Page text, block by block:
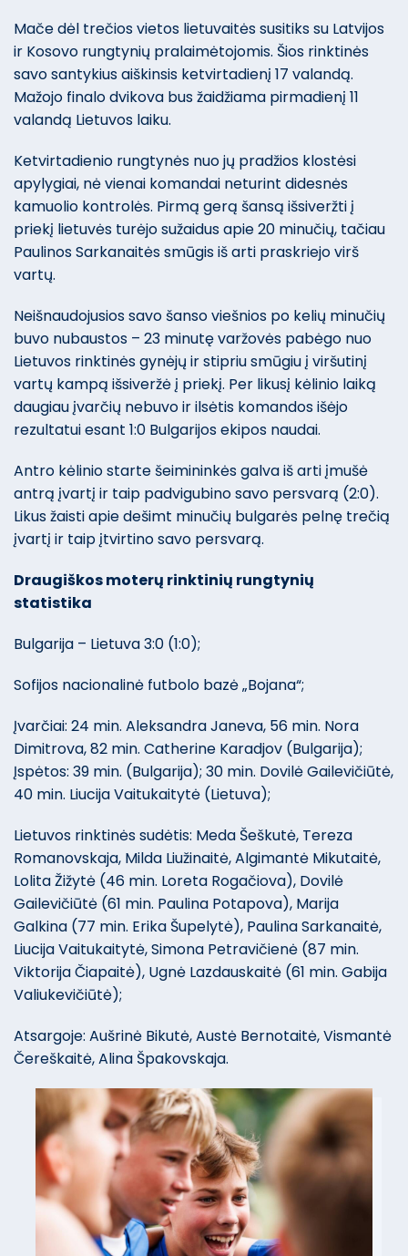
Mače dėl trečios vietos lietuvaitės susitiks su Latvijos
ir Kosovo rungtynių pralaimėtojomis. Šios rinktinės
savo santykius aiškinsis ketvirtadienį 17 valandą.
Mažojo finalo dvikova bus žaidžiama pirmadienį 11
valandą Lietuvos laiku.
Ketvirtadienio rungtynės nuo jų pradžios klostėsi
apylygiai, nė vienai komandai neturint didesnės
kamuolio kontrolės. Pirmą gerą šansą išsiveržti į
priekį lietuvės turėjo sužaidus apie 20 minučių, tačiau
Paulinos Sarkanaitės smūgis iš arti praskriejo virš
vartų.
Neišnaudojusios savo šanso viešnios po kelių minučių
buvo nubaustos – 23 minutę varžovės pabėgo nuo
Lietuvos rinktinės gynėjų ir stipriu smūgiu į viršutinį
vartų kampą išsiveržė į priekį. Per likusį kėlinio laiką
daugiau įvarčių nebuvo ir ilsėtis komandos išėjo
rezultatui esant 1:0 Bulgarijos ekipos naudai.
Antro kėlinio starte šeimininkės galva iš arti įmušė
antrą įvartį ir taip padvigubino savo persvarą (2:0).
Likus žaisti apie dešimt minučių bulgarės pelnę trečią
įvartį ir taip įtvirtino savo persvarą.
Draugiškos moterų rinktinių rungtynių
statistika
Bulgarija – Lietuva 3:0 (1:0);
Sofijos nacionalinė futbolo bazė „Bojana“;
Įvarčiai: 24 min. Aleksandra Janeva, 56 min. Nora
Dimitrova, 82 min. Catherine Karadjov (Bulgarija);
Įspėtos: 39 min. (Bulgarija); 30 min. Dovilė Gailevičiūtė,
40 min. Liucija Vaitukaitytė (Lietuva);
Lietuvos rinktinės sudėtis: Meda Šeškutė, Tereza
Romanovskaja, Milda Liužinaitė, Algimantė Mikutaitė,
Lolita Žižytė (46 min. Loreta Rogačiova), Dovilė
Gailevičiūtė (61 min. Paulina Potapova), Marija
Galkina (77 min. Erika Šupelytė), Paulina Sarkanaitė,
Liucija Vaitukaitytė, Simona Petravičienė (87 min.
Viktorija Čiapaitė), Ugnė Lazdauskaitė (61 min. Gabija
Valiukevičiūtė);
Atsargoje: Aušrinė Bikutė, Austė Bernotaitė, Vismantė
Čereškaitė, Alina Špakovskaja.